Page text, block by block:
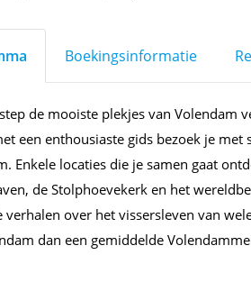
Boekingsinformatie
de mooiste plekjes van Volendam
een enthousiaste gids bezoek je
Enkele locaties die je samen gaat
de Stolphoevekerk en het
verhalen over het vissersleven van
dan een gemiddelde